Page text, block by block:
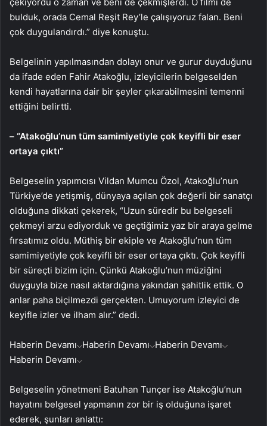
bulduk, orada Cemal Reşit Rey’le çalışıyoruz falan. Beni
çok duygulandırdı.” diye konuştu.
Belgelinin yapılmasından dolayı onur ve gurur duyduğunu
da ifade eden Fahir Atakoğlu, izleyicilerin belgeselden
kendi hayatlarına dair bir şeyler çıkarabilmesini temenni
ettiğini belirtti.
– “Atakoğlu’nun tüm samimiyetiyle çok keyifli bir eser
ortaya çıktı”
Belgeselin yapımcısı Vildan Mumcu Özol, Atakoğlu’nun
Türkiye’de yetişmiş, dünyaya açılan çok değerli bir sanatçı
olduğuna dikkati çekerek, “Uzun süredir bu belgeseli
çekmeyi arzu ediyorduk ve geçtiğimiz yaz bir araya gelme
fırsatımız oldu. Müthiş bir ekiple ve Atakoğlu’nun tüm
samimiyetiyle çok keyifli bir eser ortaya çıktı. Çok keyifli
bir süreçti bizim için. Çünkü Atakoğlu’nun müziğini
duyguyla bize nasıl aktardığına yakından şahitlik ettik. O
anlar paha biçilmezdi gerçekten. Umuyorum izleyici de
keyifle izler ve ilham alır.” dedi.
Haberin Devamı Haberin Devamı Haberin Devamı
Haberin Devamı
Belgeselin yönetmeni Batuhan Tunçer ise Atakoğlu’nun
hayatını belgesel yapmanın zor bir iş olduğuna işaret
ederek, şunları anlattı: